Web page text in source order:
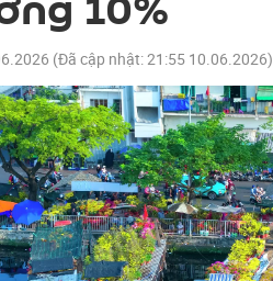
(Đã cập nhật:21:55 10.06.2026)